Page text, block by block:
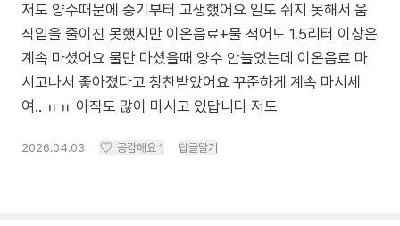
저도 양수때문에 중기부터 고생했어요 일도 쉬지 못해서 움
직임을 줄이진 못했지만 이온음료+물 적어도 1.5리터 이상은
계속 마셨어요 물만 마셨을때 양수 안늘었는데 이온음료 마
시고나서 좋아졌다고 칭찬받았어요 꾸준하게 계속 마시세
여.. ㅠㅠ 아직도 많이 마시고 있답니다 저도
2026.04.03 공감해요 1 답글달기